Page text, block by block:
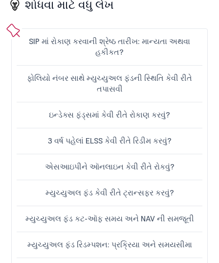
શોધવા માટે વધુ લેખ
SIP માં રોકાણ કરવાની શ્રેષ્ઠ તારીખ: માન્યતા અથવા
હકીકત?
ફોલિયો નંબર સાથે મ્યુચ્યુઅલ ફંડની સ્થિતિ કેવી રીતે
તપાસવી
ઇન્ડેક્સ ફંડ્સમાં કેવી રીતે રોકાણ કરવું?
3 વર્ષ પહેલાં ELSS કેવી રીતે રિડીમ કરવું?
એસઆઇપીને ઑનલાઇન કેવી રીતે રોકવું?
મ્યુચ્યુઅલ ફંડ કેવી રીતે ટ્રાન્સફર કરવું?
મ્યુચ્યુઅલ ફંડ કટ-ઑફ સમય અને NAV ની સમજૂતી
મ્યુચ્યુઅલ ફંડ રિડમ્પશન: પ્રક્રિયા અને સમયસીમા